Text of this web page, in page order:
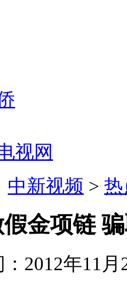
视网
中新视频 >
金项链
2012年11月